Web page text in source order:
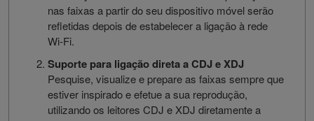
nas faixas a partir do seu dispositivo móvel serão
refletidas depois de estabelecer a ligação à rede
Wi-Fi.
Suporte para ligação direta a CDJ e XDJ
Pesquise, visualize e prepare as faixas sempre que
estiver inspirado e efetue a sua reprodução,
utilizando os leitores CDJ e XDJ diretamente a